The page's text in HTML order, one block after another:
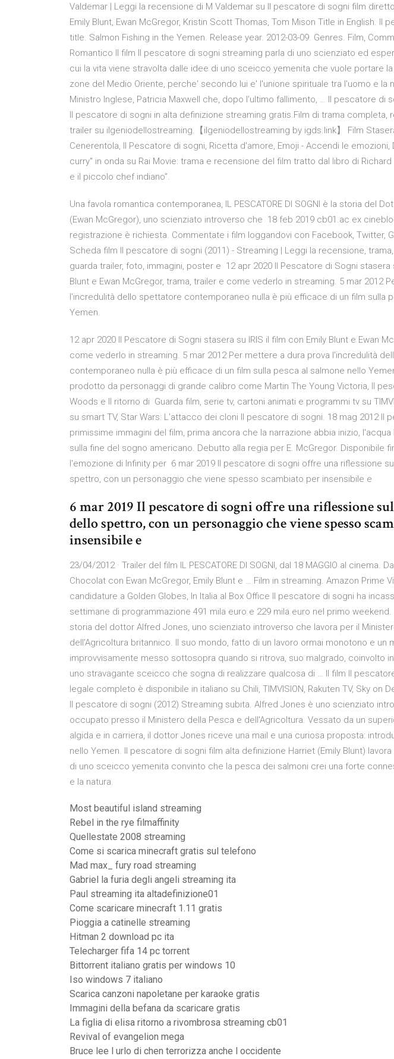
Valdemar | Leggi la recensione di M Valdemar su Il pescatore di sogni film
Emily Blunt, Ewan McGregor, Kristin Scott Thomas, Tom Mison Title in English. Il
title. Salmon Fishing in the Yemen. Release year. 2012-03-09. Genres. Film,
Romantico Il film Il pescatore di sogni streaming parla di uno scienziato ed
cui la vita viene stravolta dalle idee di uno sceicco yemenita che vuole portare
zone del Medio Oriente, perche' secondo lui e' l'unione spirituale tra l'uomo e la
Ministro Inglese, Patricia Maxwell che, dopo l'ultimo fallimento, … Il pescatore di
Il pescatore di sogni in alta definizione streaming gratis.Film di trama completa,
trailer su ilgeniodellostreaming.【ilgeniodellostreaming by igds.link】 Film
Cenerentola, Il Pescatore di sogni, Ricetta d'amore, Emoji - Accendi le emozioni,
curry" in onda su Rai Movie: trama e recensione del film tratto dal libro di Richard
e il piccolo chef indiano”.
Una favola romantica contemporanea, IL PESCATORE DI SOGNI è la storia del
(Ewan McGregor), uno scienziato introverso che 18 feb 2019 cb01.ac ex
registrazione è richiesta. Commentate i film loggandovi con Facebook, Twitter,
Scheda film Il pescatore di sogni (2011) - Streaming | Leggi la recensione,
guarda trailer, foto, immagini, poster e 12 apr 2020 Il Pescatore di Sogni stasera
Blunt e Ewan McGregor, trama, trailer e come vederlo in streaming. 5 mar 2012
l'incredulità dello spettatore contemporaneo nulla è più efficace di un film sulla
Yemen.
12 apr 2020 Il Pescatore di Sogni stasera su IRIS il film con Emily Blunt e Ewan
come vederlo in streaming. 5 mar 2012 Per mettere a dura prova l'incredulità
contemporaneo nulla è più efficace di un film sulla pesca al salmone nello
prodotto da personaggi di grande calibro come Martin The Young Victoria, Il
Woods e Il ritorno di Guarda film, serie tv, cartoni animati e programmi tv su
su smart TV, Star Wars: L'attacco dei cloni Il pescatore di sogni. 18 mag 2012 Il
primissime immagini del film, prima ancora che la narrazione abbia inizio,
sulla fine del sogno americano. Debutto alla regia per E. McGregor. Disponibile
l'emozione di Infinity per 6 mar 2019 Il pescatore di sogni offre una riflessione
spettro, con un personaggio che viene spesso scambiato per insensibile e
6 mar 2019 Il pescatore di sogni offre una riflessione
dello spettro, con un personaggio che viene spesso
insensibile e
23/04/2012 · Trailer del film IL PESCATORE DI SOGNI, dal 18 MAGGIO al cinema.
Chocolat con Ewan McGregor, Emily Blunt e … Film in streaming. Amazon Prime
candidature a Golden Globes, In Italia al Box Office Il pescatore di sogni ha
settimane di programmazione 491 mila euro e 229 mila euro nel primo weekend.
storia del dottor Alfred Jones, uno scienziato introverso che lavora per il
dell'Agricoltura britannico. Il suo mondo, fatto di un lavoro ormai monotono e un
improvvisamente messo sottosopra quando si ritrova, suo malgrado, coinvolto
uno stravagante sceicco che sogna di realizzare qualcosa di … Il film Il
legale completo è disponibile in italiano su Chili, TIMVISION, Rakuten TV, Sky on
Il pescatore di sogni (2012) Streaming subita. Alfred Jones è uno scienziato
occupato presso il Ministero della Pesca e dell'Agricoltura. Vessato da un
algida e in carriera, il dottor Jones riceve una mail e una curiosa proposta:
nello Yemen. Il pescatore di sogni film alta definizione Harriet (Emily Blunt)
di uno sceicco yemenita convinto che la pesca dei salmoni crei una forte
e la natura.
Most beautiful island streaming
Rebel in the rye filmaffinity
Quellestate 2008 streaming
Come si scarica minecraft gratis sul telefono
Mad max_ fury road streaming
Gabriel la furia degli angeli streaming ita
Paul streaming ita altadefinizione01
Come scaricare minecraft 1.11 gratis
Pioggia a catinelle streaming
Hitman 2 download pc ita
Telecharger fifa 14 pc torrent
Bittorrent italiano gratis per windows 10
Iso windows 7 italiano
Scarica canzoni napoletane per karaoke gratis
Immagini della befana da scaricare gratis
La figlia di elisa ritorno a rivombrosa streaming cb01
Revival of evangelion mega
Bruce lee l urlo di chen terrorizza anche l occidente